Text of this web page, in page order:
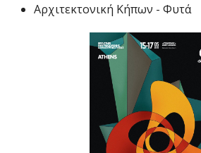
Αρχιτεκτονική Κήπων - Φυτά